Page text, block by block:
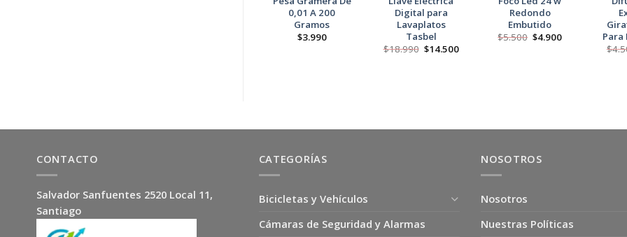
0,01 A 200
Gramos
$3.990
Digital para
Lavaplatos
Tasbel
$18.990 El
$14.500El
Redondo
Embutido
$5.500 El
$4.900El
Para
$
CONTACTO
Salvador Sanfuentes 2520 Local 11,
Santiago
CATEGORÍAS
Bicicletas y Vehículos
Cámaras de Seguridad y Alarmas
NOSOTROS
Nosotros
Nuestras Políticas